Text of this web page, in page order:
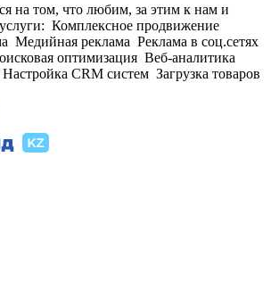
на том, что любим, за этим к нам и
Комплексное продвижение
Медийная реклама Реклама в соц.сетях
оптимизация Веб-аналитика
CRM систем Загрузка товаров